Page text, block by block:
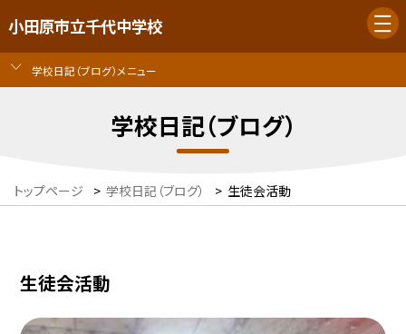
小田原市立千代中学校
学校日記（ブログ）メニュー
学校日記（ブログ）
トップページ > 学校日記（ブログ） > 生徒会活動
生徒会活動